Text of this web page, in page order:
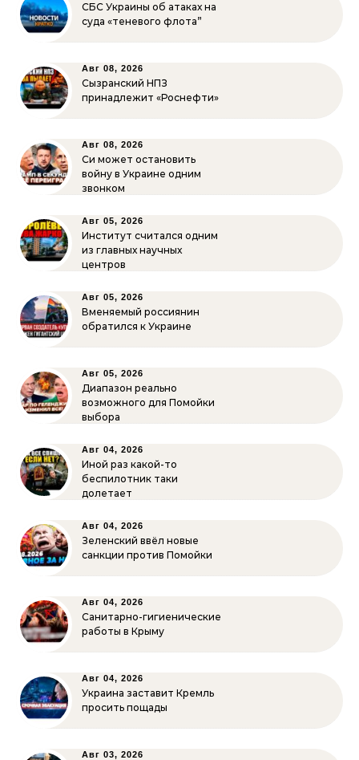
СБС Украины об атаках на
суда «теневого флота”
Авг 08, 2026
Сызранский НПЗ
принадлежит «Роснефти»
Авг 08, 2026
Си может остановить
войну в Украине одним
звонком
Авг 05, 2026
Институт считался одним
из главных научных
центров
Авг 05, 2026
Вменяемый россиянин
обратился к Украине
Авг 05, 2026
Диапазон реально
возможного для Помойки
выбора
Авг 04, 2026
Иной раз какой-то
беспилотник таки
долетает
Авг 04, 2026
Зеленский ввёл новые
санкции против Помойки
Авг 04, 2026
Санитарно-гигиенические
работы в Крыму
Авг 04, 2026
Украина заставит Кремль
просить пощады
Авг 03, 2026